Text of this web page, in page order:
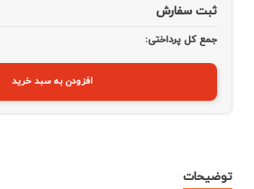
ثبت سفارش
جمع کل پرداختی:
افزودن به سبد خرید
توضیحات